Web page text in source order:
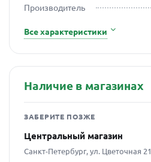
Производитель
Все характеристики
Наличие в магазинах
ЗАБЕРИТЕ ПОЗЖЕ
Центральный магазин
Санкт-Петербург, ул. Цветочная 21